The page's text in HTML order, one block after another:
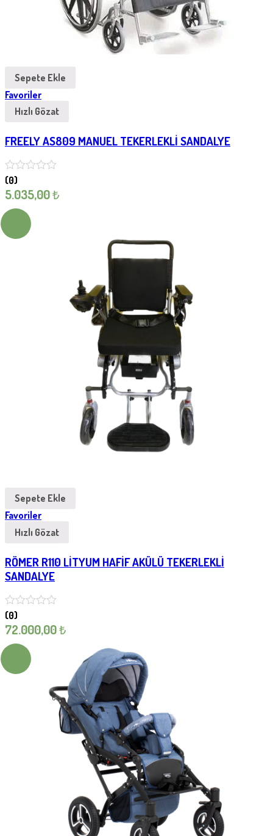
Sepete Ekle
Favoriler
Hızlı Gözat
FREELY AS809 MANUEL TEKERLEKLİ SANDALYE
(0)
5.035,00₺
Sepete Ekle
Favoriler
Hızlı Gözat
RÖMER R110 LİTYUM HAFİF AKÜLÜ TEKERLEKLİ
SANDALYE
(0)
72.000,00₺